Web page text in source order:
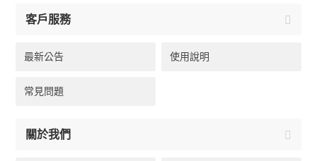
客戶服務
最新公告 使用說明
常見問題
關於我們